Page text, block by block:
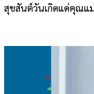
สุขสันต์วันเกิดแด่คุณแ